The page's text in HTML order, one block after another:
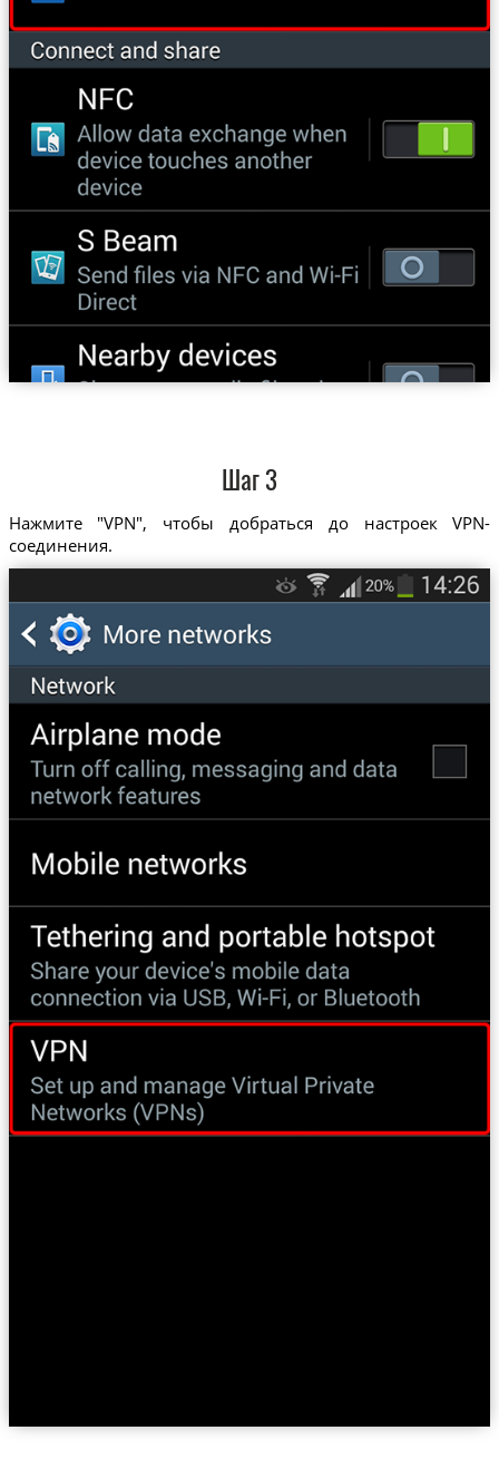
Шаг 3
Нажмите "VPN", чтобы добраться до настроек VPN-
соединения.